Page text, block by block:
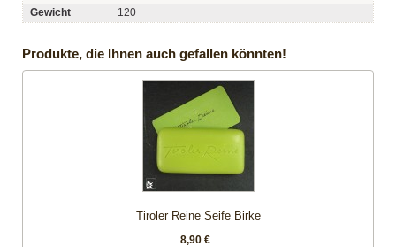
Gewicht 120
Produkte, die Ihnen auch gefallen könnten!
Tiroler Reine Seife Birke
8,90 €